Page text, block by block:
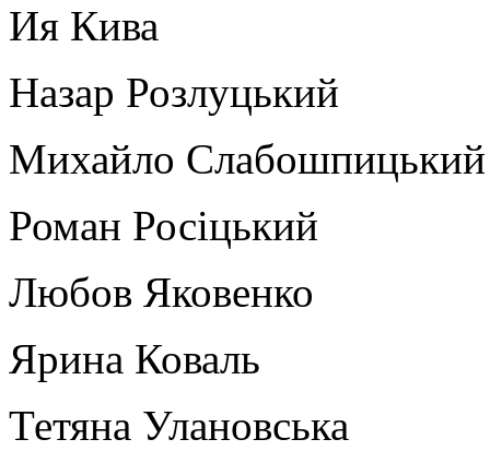
Ия Кива
Назар Розлуцький
Михайло Слабошпицький
Роман Росіцький
Любов Яковенко
Ярина Коваль
Тетяна Улановська